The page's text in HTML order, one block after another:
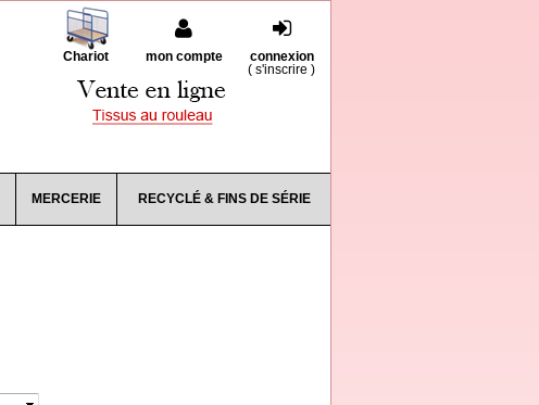
mon compte
connexion
( s'inscrire )
Chariot
MERCERIE RECYCLÉ & FINS DE SÉRIE